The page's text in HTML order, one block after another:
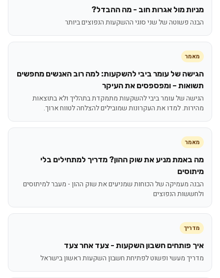
מניות מול אגרות חוב - מה ההבדל?
הבנה פשוטה של שני סוגי ההשקעות הנפוצים ביותר
מאמר
הגישה של עומר ביבי להשקעות: למה רוב האנשים מחפשים
תשואות – ומפספסים את העיקר
הגישה של עומר ביבי להשקעות מתמקדת בתהליך ולא בתוצאות
מהירות. למדו את העקרונות שמובילים להצלחה לטווח ארוך.
מאמר
מה באמת מניע את שוק ההון? מדריך למתחילים בלי
מיתוסים
הבנה מעמיקה של הכוחות שמניעים את שוק ההון - מעבר למיתוסים
ולחששות הנפוצים
מדריך
איך פותחים חשבון השקעות - צעד אחר צעד
מדריך מעשי ופשוט לפתיחת חשבון השקעות ראשון בישראל